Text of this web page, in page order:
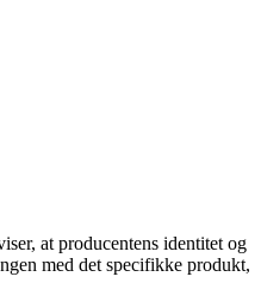
at producentens identitet og
med det specifikke produkt,